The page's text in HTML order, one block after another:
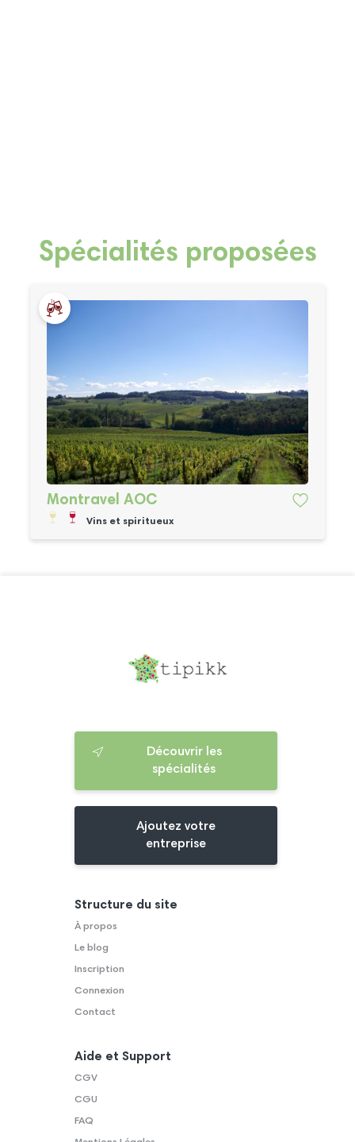
Spécialités proposées
Montravel AOC
Vins et spiritueux
Découvrir les
spécialités
Ajoutez votre
entreprise
Structure du site
À propos
Le blog
Inscription
Connexion
Contact
Aide et Support
CGV
CGU
FAQ